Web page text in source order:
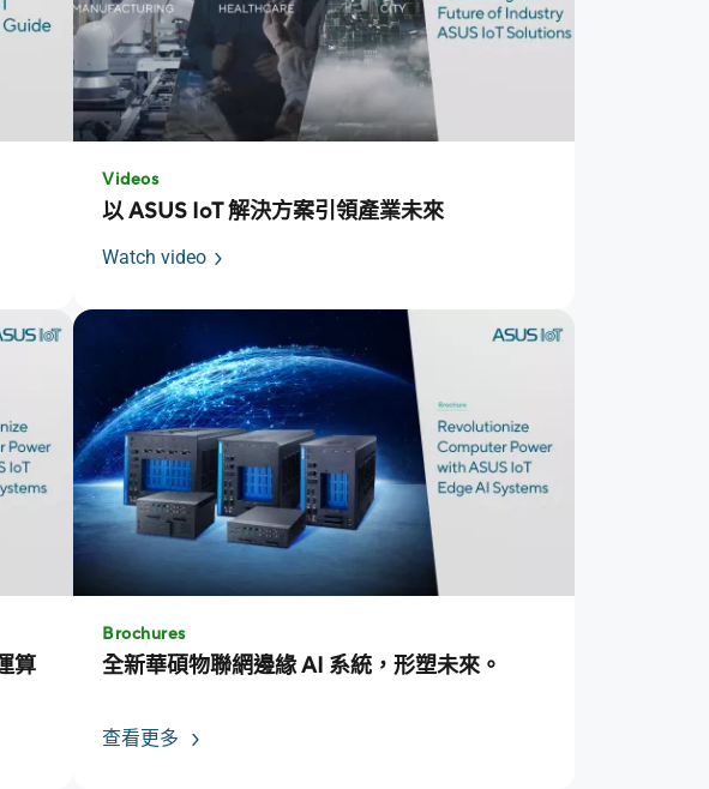
Videos
以 ASUS IoT 解決方案引領產業未來
Watch video
算
Brochures
全新華碩物聯網邊緣 AI 系統，形塑未來。
查看更多